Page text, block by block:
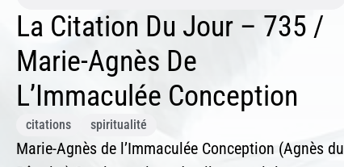
La Citation Du Jour – 735 /
Marie-Agnès De
L’Immaculée Conception
citations spiritualité
Marie-Agnès de l’Immaculée Conception (Agnès du